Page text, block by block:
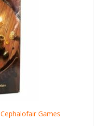
Cephalofair Games